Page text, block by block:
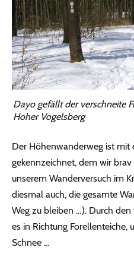
Dayo gefällt der verschneite
Hoher Vogelsberg
Der Höhenwanderweg ist mit
gekennzeichnet, dem wir
unserem Wanderversuch im
diesmal auch, die gesamte
Weg zu bleiben …). Durch
es in Richtung Forellenteiche,
Schnee …